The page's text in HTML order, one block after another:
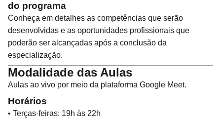
do programa
Conheça em detalhes as competências que serão
desenvolvidas e as oportunidades profissionais que
poderão ser alcançadas após a conclusão da
especialização.
Modalidade das Aulas
Aulas ao vivo por meio da plataforma Google Meet.
Horários
• Terças-feiras: 19h às 22h